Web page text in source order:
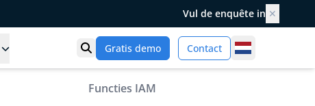
Vul de enquête in ✕
Toon zoek
Gratis demo Contact Netherlands
Functies IAM